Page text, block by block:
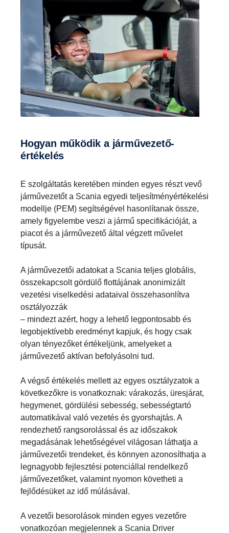
Hogyan működik a járművezető-
értékelés
E szolgáltatás keretében minden egyes részt vevő
járművezetőt a Scania egyedi teljesítményértékelési
modellje (PEM) segítségével hasonlítanak össze,
amely figyelembe veszi a jármű specifikációját, a
piacot és a járművezető által végzett művelet
típusát.
A járművezetői adatokat a Scania teljes globális,
összekapcsolt gördülő flottájának anonimizált
vezetési viselkedési adataival összehasonlítva
osztályozzák
– mindezt azért, hogy a lehető legpontosabb és
legobjektívebb eredményt kapjuk, és hogy csak
olyan tényezőket értékeljünk, amelyeket a
járművezető aktívan befolyásolni tud.
A végső értékelés mellett az egyes osztályzatok a
következőkre is vonatkoznak: várakozás, üresjárat,
hegymenet, gördülési sebesség, sebességtartó
automatikával való vezetés és gyorshajtás. A
rendezhető rangsorolással és az időszakok
megadásának lehetőségével világosan láthatja a
járművezetői trendeket, és könnyen azonosíthatja a
legnagyobb fejlesztési potenciállal rendelkező
járművezetőket, valamint nyomon követheti a
fejlődésüket az idő múlásával.
A vezetői besorolások minden egyes vezetőre
vonatkozóan megjelennek a Scania Driver